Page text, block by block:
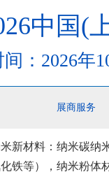
中国(
间：2026年
展商服务
新材料：纳米碳纳
铁等），纳米粉体